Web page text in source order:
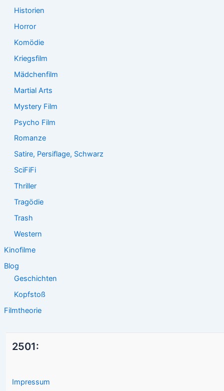
Historien
Horror
Komödie
Kriegsfilm
Mädchenfilm
Martial Arts
Mystery Film
Psycho Film
Romanze
Satire, Persiflage, Schwarz
SciFiFi
Thriller
Tragödie
Trash
Western
Kinofilme
Blog
Geschichten
Kopfstoß
Filmtheorie
2501:
Impressum